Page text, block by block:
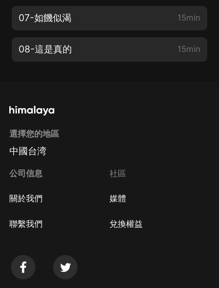
07-如饑似渴 15min
08-這是真的 15min
選擇您的地區
中國台湾
公司信息
關於我們
聯繫我們
社區
媒體
兌換權益